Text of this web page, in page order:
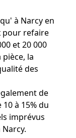
à Narcy en
pour refaire
et 20 000
la
des
de
à 15% du
imprévus